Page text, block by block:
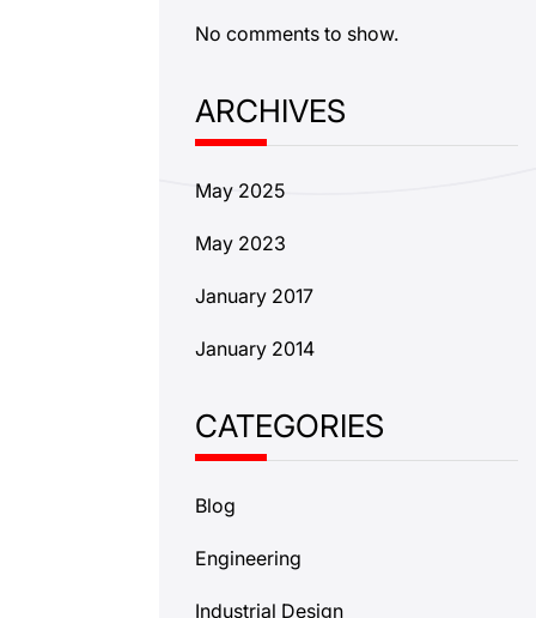
No comments to show.
ARCHIVES
May 2025
May 2023
January 2017
January 2014
CATEGORIES
Blog
Engineering
Industrial Design